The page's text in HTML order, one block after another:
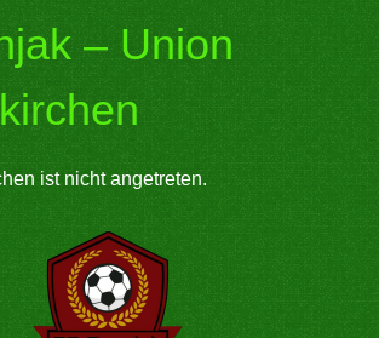
– Union
ist nicht angetreten.